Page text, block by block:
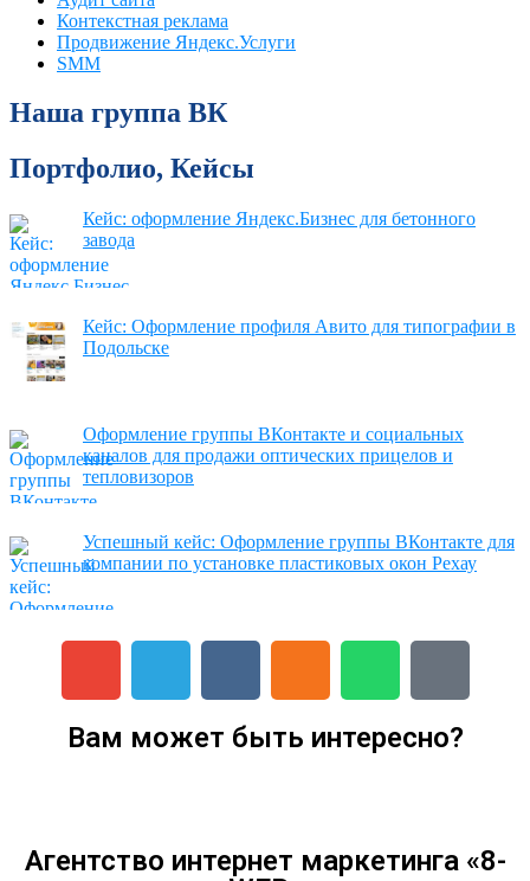
Контекстная реклама
Продвижение Яндекс.Услуги
SMM
Наша группа ВК
Портфолио, Кейсы
Кейс: оформление Яндекс.Бизнес для бетонного
завода
Кейс: Оформление профиля Авито для типографии в
Подольске
Оформление группы ВКонтакте и социальных
каналов для продажи оптических прицелов и
тепловизоров
Успешный кейс: Оформление группы ВКонтакте для
компании по установке пластиковых окон Рехау
Вам может быть интересно?
Агентство интернет маркетинга «8-